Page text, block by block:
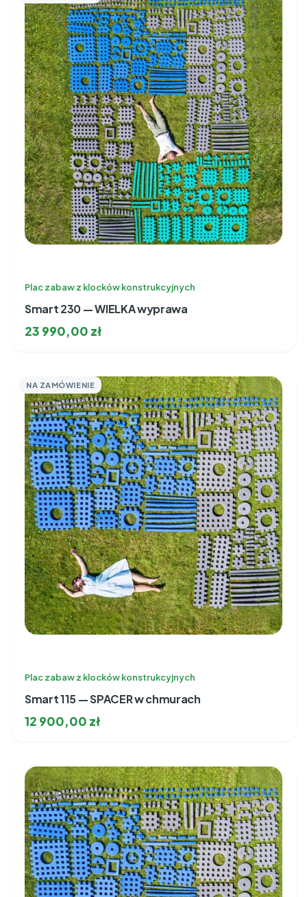
Plac zabaw z klocków konstrukcyjnych
Smart 230 — WIELKA wyprawa
23 990,00 zł
NA ZAMÓWIENIE
Plac zabaw z klocków konstrukcyjnych
Smart 115 — SPACER w chmurach
12 900,00 zł